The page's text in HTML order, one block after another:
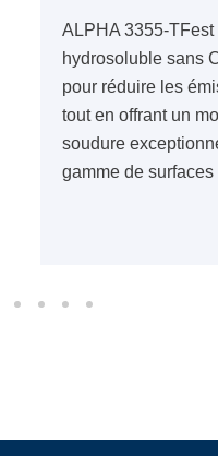
ALPHA 3355-TFest
hydrosoluble sans
pour réduire les
tout en offrant un
soudure
gamme de